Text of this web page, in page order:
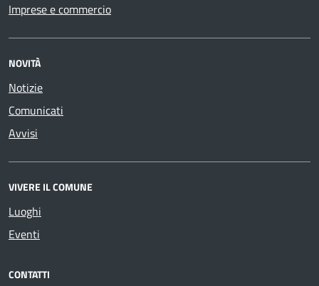
Imprese e commercio
NOVITÀ
Notizie
Comunicati
Avvisi
VIVERE IL COMUNE
Luoghi
Eventi
CONTATTI